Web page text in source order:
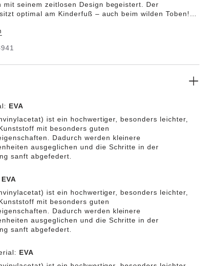
mit seinem zeitlosen Design begeistert. Der
optimal am Kinderfuß – auch beim wilden Toben!
geruchsneutrale und schadstoffgeprüfte
wasserfest, hautfreundlich und bietet den
EVA
ist ein hochwertiger, besonders leichter,
mit besonders guten
Dadurch werden kleinere
ausgeglichen und die Schritte in der
sanft abgefedert.
EVA
ist ein hochwertiger, besonders leichter,
mit besonders guten
Dadurch werden kleinere
ausgeglichen und die Schritte in der
sanft abgefedert.
EVA